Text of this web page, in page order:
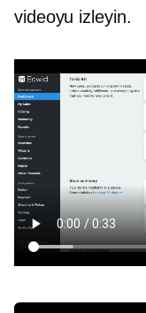
videoyu izleyin.